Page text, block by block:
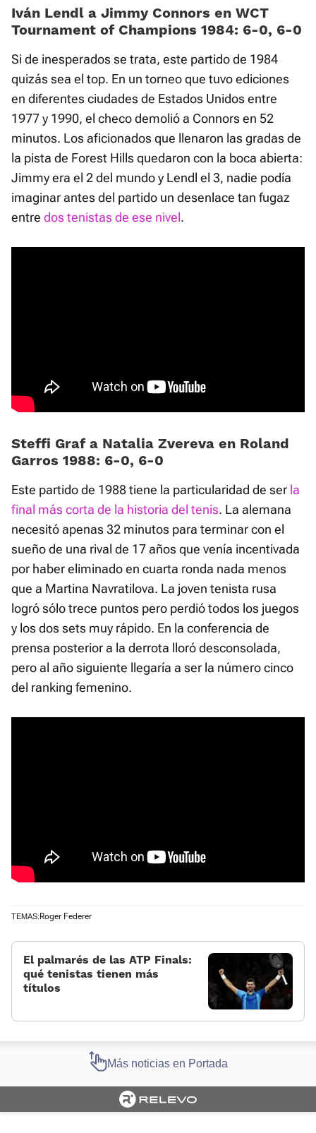
Iván Lendl a Jimmy Connors en WCT
Tournament of Champions 1984: 6-0, 6-0
Si de inesperados se trata, este partido de 1984
quizás sea el top. En un torneo que tuvo ediciones
en diferentes ciudades de Estados Unidos entre
1977 y 1990, el checo demolió a Connors en 52
minutos. Los aficionados que llenaron las gradas de
la pista de Forest Hills quedaron con la boca abierta:
Jimmy era el 2 del mundo y Lendl el 3, nadie podía
imaginar antes del partido un desenlace tan fugaz
entre dos tenistas de ese nivel.
Steffi Graf a Natalia Zvereva en Roland
Garros 1988: 6-0, 6-0
Este partido de 1988 tiene la particularidad de ser la
final más corta de la historia del tenis. La alemana
necesitó apenas 32 minutos para terminar con el
sueño de una rival de 17 años que venía incentivada
por haber eliminado en cuarta ronda nada menos
que a Martina Navratilova. La joven tenista rusa
logró sólo trece puntos pero perdió todos los juegos
y los dos sets muy rápido. En la conferencia de
prensa posterior a la derrota lloró desconsolada,
pero al año siguiente llegaría a ser la número cinco
del ranking femenino.
TEMAS: Roger Federer
El palmarés de las ATP Finals:
qué tenistas tienen más
títulos
Más noticias en Portada